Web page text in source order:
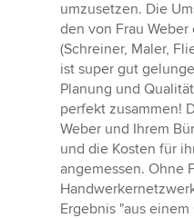
umzusetzen. Die
den von Frau
(Schreiner, Maler,
ist super gut
Planung und
perfekt zusammen!
Weber und Ihrem
und die Kosten für
angemessen. Ohne
Ergebnis "aus